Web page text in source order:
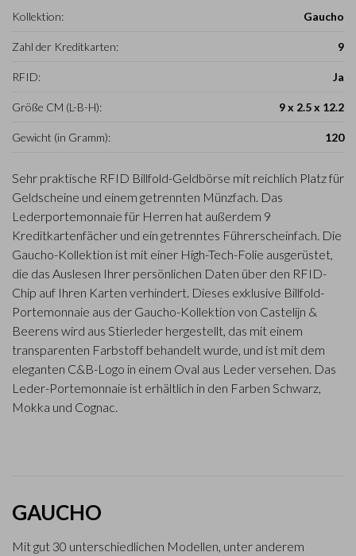
Kollektion: Gaucho
Zahl der Kreditkarten: 9
RFID: Ja
Größe CM (L-B-H): 9 x 2.5 x 12.2
Gewicht (in Gramm): 120
Sehr praktische RFID Billfold-Geldbörse mit reichlich Platz für
Geldscheine und einem getrennten Münzfach. Das
Lederportemonnaie für Herren hat außerdem 9
Kreditkartenfächer und ein getrenntes Führerscheinfach. Die
Gaucho-Kollektion ist mit einer High-Tech-Folie ausgerüstet,
die das Auslesen Ihrer persönlichen Daten über den RFID-
Chip auf Ihren Karten verhindert. Dieses exklusive Billfold-
Portemonnaie aus der Gaucho-Kollektion von Castelijn &
Beerens wird aus Stierleder hergestellt, das mit einem
transparenten Farbstoff behandelt wurde, und ist mit dem
eleganten C&B-Logo in einem Oval aus Leder versehen. Das
Leder-Portemonnaie ist erhältlich in den Farben Schwarz,
Mokka und Cognac.
GAUCHO
Mit gut 30 unterschiedlichen Modellen, unter anderem